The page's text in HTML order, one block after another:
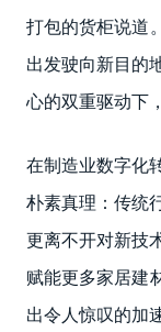
打包的货柜说道
出发驶向新目的
心的双重驱动下
在制造业数字化
朴素真理：传统
更离不开对新技
赋能更多家居建
出令人惊叹的加